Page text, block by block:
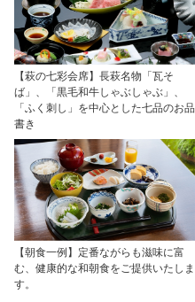
【萩の七彩会席】長萩名物「瓦そ
ば」、「黒毛和牛しゃぶしゃぶ」、
「ふく刺し」を中心とした七品のお品
書き
【朝食一例】定番ながらも滋味に富
む、健康的な和朝食をご提供いたしま
す。